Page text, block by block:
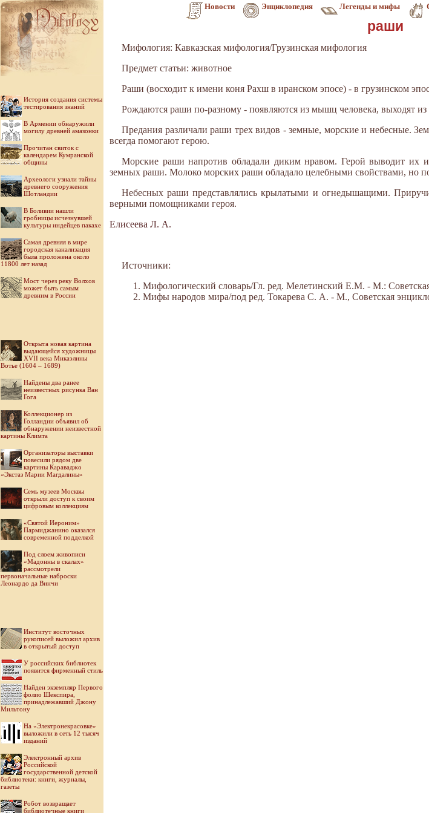
Новости Энциклопедия Легенды и мифы
История создания системы
тестирования знаний
В Армении обнаружили
могилу древней амазонки
Прочитан свиток с
календарем Кумранской
общины
Археологи узнали тайны
древнего сооружения
Шотландии
В Боливии нашли
гробницы исчезнувшей
культуры индейцев пакахе
Самая древняя в мире
городская канализация
была проложена около
11800 лет назад
Мост через реку Волхов
может быть самым
древним в России
Открыта новая картина
выдающейся художницы
XVII века Микаэлины
Вотье (1604 – 1689)
Найдены два ранее
неизвестных рисунка Ван
Гога
Коллекционер из
Голландии объявил об
обнаружении неизвестной
картины Климта
Организаторы выставки
повесили рядом две
картины Караваджо
«Экстаз Марии Магдалины»
Семь музеев Москвы
открыли доступ к своим
цифровым коллекциям
«Святой Иероним»
Пармиджанино оказался
современной подделкой
Под слоем живописи
«Мадонны в скалах»
рассмотрели
первоначальные наброски
Леонардо да Винчи
Институт восточных
рукописей выложил архив
в открытый доступ
У российских библиотек
появится фирменный стиль
Найден экземпляр Первого
фолио Шекспира,
принадлежавший Джону
Мильтону
На «Электронекрасовке»
выложили в сеть 12 тысяч
изданий
Электронный архив
Российской
государственной детской
библиотеки: книги, журналы,
газеты
Робот возвращает
библиотечные книги
раши
Мифология: Кавказская мифология/Грузинская мифология
Предмет статьи: животное
Раши (восходит к имени коня Рахш в иранском эпосе) - в грузинском
Рождаются раши по-разному - появляются из мышц человека, выходят из
Предания различали раши трех видов - земные, морские и небесные.
всегда помогают герою.
Морские раши напротив обладали диким нравом. Герой выводит
земных раши. Молоко морских раши обладало целебными свойствами, но
Небесных раши представлялись крылатыми и огнедышащими.
верными помощниками героя.
Елисеева Л. А.
Источники:
Мифологический словарь/Гл. ред. Мелетинский Е.М. - М.:
Мифы народов мира/под ред. Токарева С. А. - М., Советская